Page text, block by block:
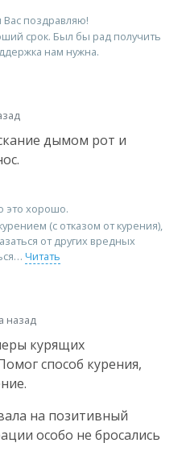
Вас поздравляю!
срок. Был бы рад получить
нам нужна.
дымом рот и
это хорошо.
(с отказом от курения),
от других вредных
Читать
назад
курящих
способ курения,
на позитивный
особо не бросались